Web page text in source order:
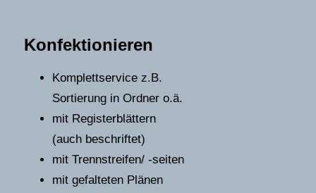
Konfektionieren
Komplettservice z.B.
Sortierung in Ordner o.ä.
mit Registerblättern
(auch beschriftet)
mit Trennstreifen/ -seiten
mit gefalteten Plänen